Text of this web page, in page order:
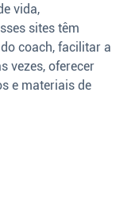
vida,
sites têm
coach, facilitar a
vezes, oferecer
e materiais de